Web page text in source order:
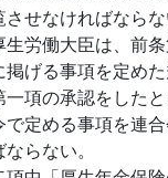
せなければならな
生労働大臣は、前
掲げる事項を定め
一項の承認をした
で定める事項を連
らない。